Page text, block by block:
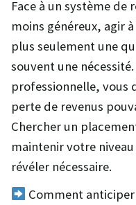
Face à un système
moins généreux, agir
plus seulement une
souvent une
professionnelle, vous
perte de revenus
Chercher un
maintenir votre
révéler nécessaire.
Comment